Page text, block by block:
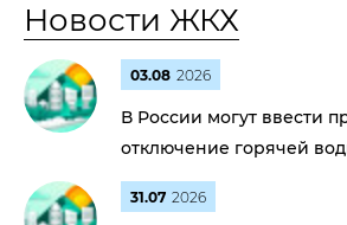
Новости ЖКХ
03.08 2026
В России могут ввести
отключение горячей
31.07 2026